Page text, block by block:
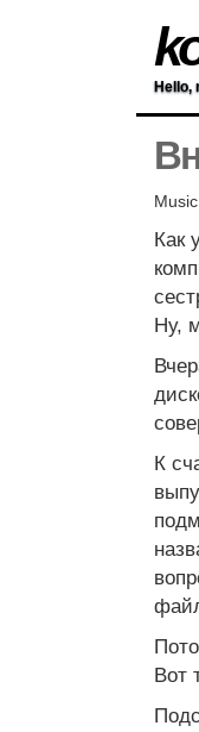
Hello,
Как
Ну,
К
Вот